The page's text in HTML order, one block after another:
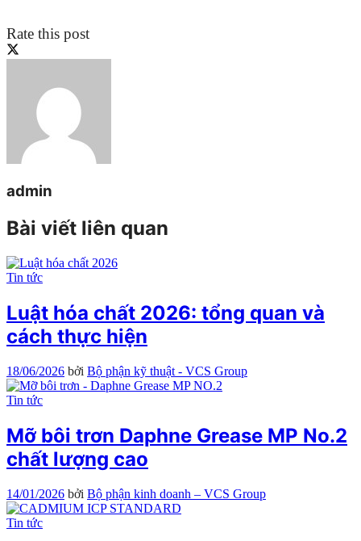
Rate this post
admin
Bài viết liên quan
Tin tức
Luật hóa chất 2026: tổng quan và
cách thực hiện
18/06/2026 bởi Bộ phận kỹ thuật - VCS Group
Tin tức
Mỡ bôi trơn Daphne Grease MP No.2
chất lượng cao
14/01/2026 bởi Bộ phận kinh doanh – VCS Group
Tin tức